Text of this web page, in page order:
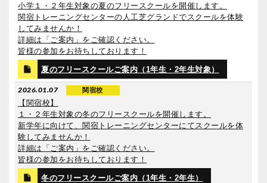
小学１・２年生対象の夏のフリースクールを開催します。
関宿トレーニングセンターの人工芝グランドでスクールを体験
してみませんか！
詳細は「ご案内」をご確認ください。
皆様の参加をお待ちしております！
夏のフリースクールご案内（1年生・2年生対象）
2026.01.07 関宿校
【関宿校】
１・２年生対象の冬のフリースクールを開催します。
新学年に向けて、関宿トレーニングセンターにてスクールを体
験してみませんか！
詳細は「ご案内」をご確認ください。
皆様の参加をお待ちしております！
冬のフリースクールご案内（1年生・2年生）